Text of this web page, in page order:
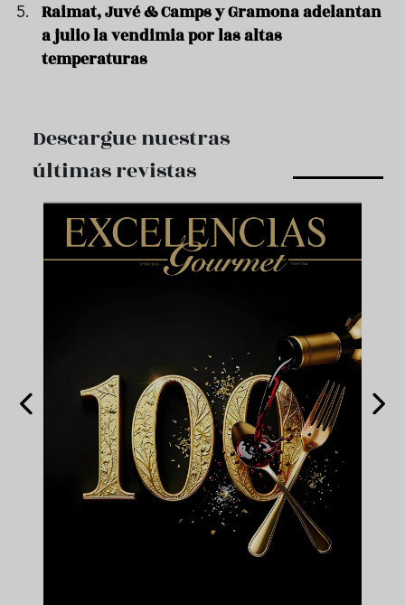
Raimat, Juvé & Camps y Gramona adelantan
a julio la vendimia por las altas
temperaturas
Descargue nuestras
últimas revistas